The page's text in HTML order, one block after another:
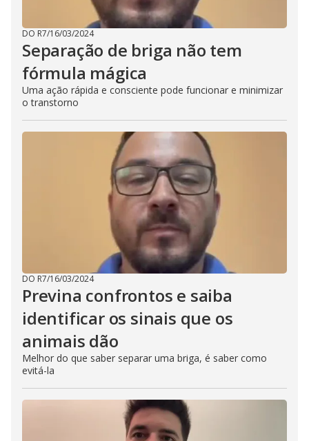
DO R7/16/03/2024
Separação de briga não tem
fórmula mágica
Uma ação rápida e consciente pode funcionar e minimizar
o transtorno
DO R7/16/03/2024
Previna confrontos e saiba
identificar os sinais que os
animais dão
Melhor do que saber separar uma briga, é saber como
evitá-la